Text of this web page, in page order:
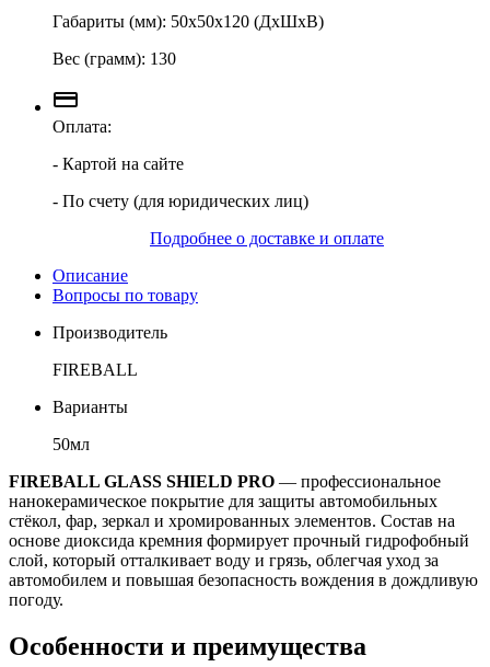
Габариты (мм): 50х50х120 (ДхШхВ)
Вес (грамм): 130
Оплата:
- Картой на сайте
- По счету (для юридических лиц)
Подробнее о доставке и оплате
Описание
Вопросы по товару
Производитель
FIREBALL
Варианты
50мл
FIREBALL GLASS SHIELD PRO — профессиональное
нанокерамическое покрытие для защиты автомобильных
стёкол, фар, зеркал и хромированных элементов. Состав на
основе диоксида кремния формирует прочный гидрофобный
слой, который отталкивает воду и грязь, облегчая уход за
автомобилем и повышая безопасность вождения в дождливую
погоду.
Особенности и преимущества